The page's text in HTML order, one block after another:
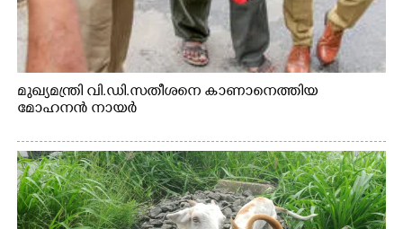
മുഖ്യമന്ത്രി വി.ഡി.സതീശനെ കാണാനെത്തിയ
മോഹനൻ നായർ